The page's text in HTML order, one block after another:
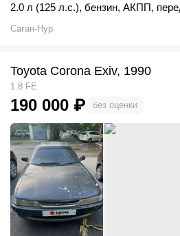
2.0 л (125 л.с.), бензин, АКПП,
Саган-Нур
Toyota Corona Exiv, 1990
1.8 FE
190 000 ₽ без оценки